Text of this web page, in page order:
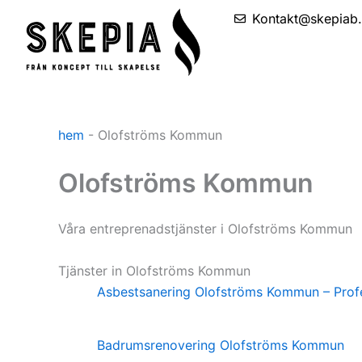
content
hem - Olofströms Kommun
Olofströms Kommun
Våra entreprenadstjänster i Olofströms Kommun
Tjänster in Olofströms Kommun
Asbestsanering Olofströms Kommun –
Badrumsrenovering Olofströms Kommun